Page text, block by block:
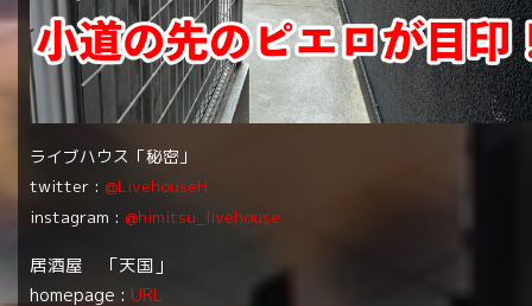
ライブハウス「秘密」
twitter : @LivehouseH
instagram : @himitsu_livehouse
居酒屋 「天国」
homepage : URL